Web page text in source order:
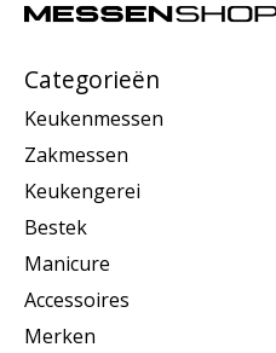
Categorieën
Keukenmessen
Zakmessen
Keukengerei
Bestek
Manicure
Accessoires
Merken